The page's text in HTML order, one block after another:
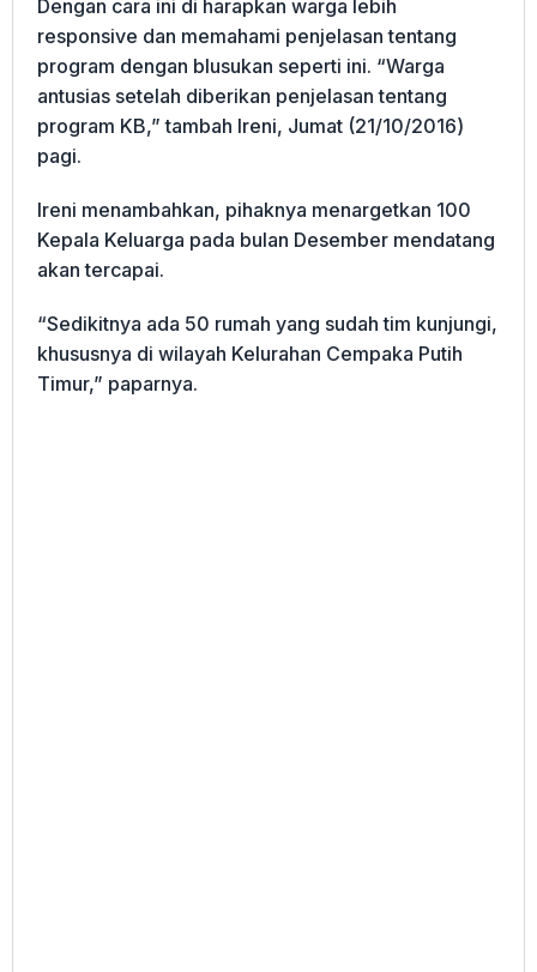
Dengan cara ini di harapkan warga lebih
responsive dan memahami penjelasan tentang
program dengan blusukan seperti ini. “Warga
antusias setelah diberikan penjelasan tentang
program KB,” tambah Ireni, Jumat (21/10/2016)
pagi.
Ireni menambahkan, pihaknya menargetkan 100
Kepala Keluarga pada bulan Desember mendatang
akan tercapai.
“Sedikitnya ada 50 rumah yang sudah tim kunjungi,
khususnya di wilayah Kelurahan Cempaka Putih
Timur,” paparnya.